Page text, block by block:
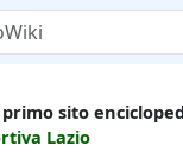
primo sito
Lazio